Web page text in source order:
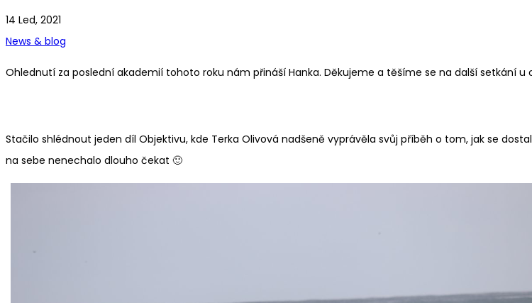
14 Led, 2021
News & blog
Ohlednutí za poslední akademií tohoto roku nám přináší Hanka. Děkujeme a těšíme se na další setkání u
Stačilo shlédnout jeden díl Objektivu, kde Terka Olivová nadšeně vyprávěla svůj příběh o tom, jak se
na sebe nenechalo dlouho čekat 🙂